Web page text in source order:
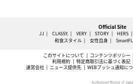
Official Site
JJ CLASSY. VERY STORY HERS
和食スタイル
女性自身
このサイトについて コンテンツポリシー
利用規約
特定商取引法に基づく表記
運営会社
ニュース提供先 WEBプッシュ通知に